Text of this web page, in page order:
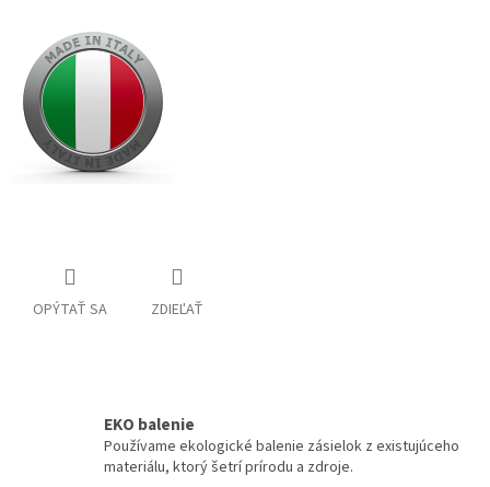
OPÝTAŤ SA ZDIEĽAŤ
EKO balenie
Používame ekologické balenie zásielok z existujúceho
materiálu, ktorý šetrí prírodu a zdroje.